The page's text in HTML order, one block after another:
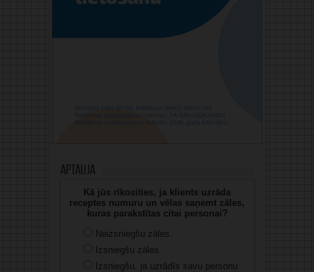
Aptauja
Kā jūs rīkosities, ja klients uzrāda
receptes numuru un vēlas saņemt zāles,
kuras parakstītas citai personai?
Neizsniegšu zāles.
Izsniegšu zāles.
Izsniegšu, ja uzrādīs savu personu